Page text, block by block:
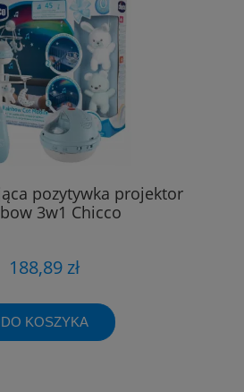
pozytywka projektor
3w1 Chicco
188,89 zł
DO KOSZYKA